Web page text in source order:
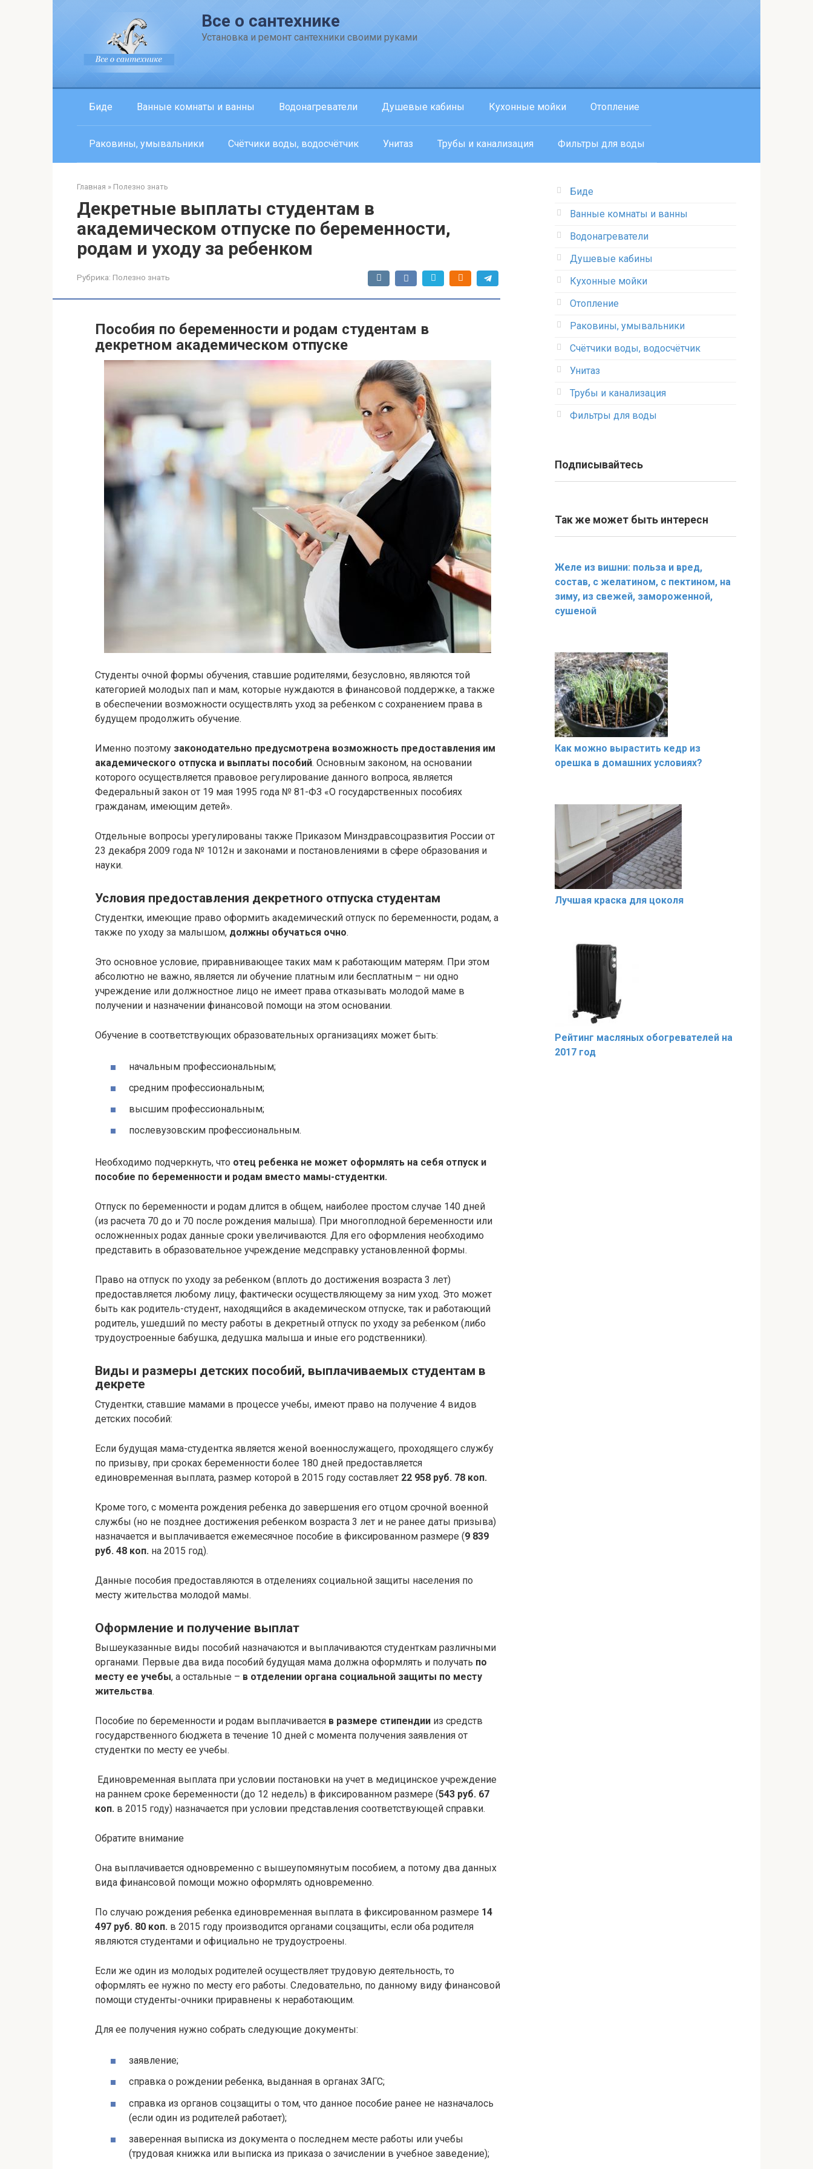
Все о сантехнике
Установка и ремонт сантехники своими руками
Биде Ванные комнаты и ванны Водонагреватели Душевые кабины Кухонные мойки Отопление
Раковины, умывальники Счётчики воды, водосчётчик Унитаз Трубы и канализация Фильтры для воды
Главная » Полезно знать
Декретные выплаты студентам в
академическом отпуске по беременности,
родам и уходу за ребенком
Рубрика: Полезно знать
Пособия по беременности и родам студентам в
декретном академическом отпуске
Студенты очной формы обучения, ставшие родителями, безусловно, являются той
категорией молодых пап и мам, которые нуждаются в финансовой поддержке, а также
в обеспечении возможности осуществлять уход за ребенком с сохранением права в
будущем продолжить обучение.
Именно поэтому законодательно предусмотрена возможность предоставления им
академического отпуска и выплаты пособий. Основным законом, на основании
которого осуществляется правовое регулирование данного вопроса, является
Федеральный закон от 19 мая 1995 года № 81-ФЗ «О государственных пособиях
гражданам, имеющим детей».
Отдельные вопросы урегулированы также Приказом Минздравсоцразвития России от
23 декабря 2009 года № 1012н и законами и постановлениями в сфере образования и
науки.
Условия предоставления декретного отпуска студентам
Студентки, имеющие право оформить академический отпуск по беременности, родам, а
также по уходу за малышом, должны обучаться очно.
Это основное условие, приравнивающее таких мам к работающим матерям. При этом
абсолютно не важно, является ли обучение платным или бесплатным – ни одно
учреждение или должностное лицо не имеет права отказывать молодой маме в
получении и назначении финансовой помощи на этом основании.
Обучение в соответствующих образовательных организациях может быть:
начальным профессиональным;
средним профессиональным;
высшим профессиональным;
послевузовским профессиональным.
Необходимо подчеркнуть, что отец ребенка не может оформлять на себя отпуск и
пособие по беременности и родам вместо мамы-студентки.
Отпуск по беременности и родам длится в общем, наиболее простом случае 140 дней
(из расчета 70 до и 70 после рождения малыша). При многоплодной беременности или
осложненных родах данные сроки увеличиваются. Для его оформления необходимо
представить в образовательное учреждение медсправку установленной формы.
Право на отпуск по уходу за ребенком (вплоть до достижения возраста 3 лет)
предоставляется любому лицу, фактически осуществляющему за ним уход. Это может
быть как родитель-студент, находящийся в академическом отпуске, так и работающий
родитель, ушедший по месту работы в декретный отпуск по уходу за ребенком (либо
трудоустроенные бабушка, дедушка малыша и иные его родственники).
Виды и размеры детских пособий, выплачиваемых студентам в
декрете
Студентки, ставшие мамами в процессе учебы, имеют право на получение 4 видов
детских пособий:
Если будущая мама-студентка является женой военнослужащего, проходящего службу
по призыву, при сроках беременности более 180 дней предоставляется
единовременная выплата, размер которой в 2015 году составляет 22 958 руб. 78 коп.
Кроме того, с момента рождения ребенка до завершения его отцом срочной военной
службы (но не позднее достижения ребенком возраста 3 лет и не ранее даты призыва)
назначается и выплачивается ежемесячное пособие в фиксированном размере (9 839
руб. 48 коп. на 2015 год).
Данные пособия предоставляются в отделениях социальной защиты населения по
месту жительства молодой мамы.
Оформление и получение выплат
Вышеуказанные виды пособий назначаются и выплачиваются студенткам различными
органами. Первые два вида пособий будущая мама должна оформлять и получать по
месту ее учебы, а остальные – в отделении органа социальной защиты по месту
жительства.
Пособие по беременности и родам выплачивается в размере стипендии из средств
государственного бюджета в течение 10 дней с момента получения заявления от
студентки по месту ее учебы.
Единовременная выплата при условии постановки на учет в медицинское учреждение
на раннем сроке беременности (до 12 недель) в фиксированном размере (543 руб. 67
коп. в 2015 году) назначается при условии представления соответствующей справки.
Обратите внимание
Она выплачивается одновременно с вышеупомянутым пособием, а потому два данных
вида финансовой помощи можно оформлять одновременно.
По случаю рождения ребенка единовременная выплата в фиксированном размере 14
497 руб. 80 коп. в 2015 году производится органами соцзащиты, если оба родителя
являются студентами и официально не трудоустроены.
Если же один из молодых родителей осуществляет трудовую деятельность, то
оформлять ее нужно по месту его работы. Следовательно, по данному виду финансовой
помощи студенты-очники приравнены к неработающим.
Для ее получения нужно собрать следующие документы:
заявление;
справка о рождении ребенка, выданная в органах ЗАГС;
справка из органов соцзащиты о том, что данное пособие ранее не назначалось
(если один из родителей работает);
заверенная выписка из документа о последнем месте работы или учебы
(трудовая книжка или выписка из приказа о зачислении в учебное заведение);
Биде
Ванные комнаты и ванны
Водонагреватели
Душевые кабины
Кухонные мойки
Отопление
Раковины, умывальники
Счётчики воды, водосчётчик
Унитаз
Трубы и канализация
Фильтры для воды
Подписывайтесь
Так же может быть интересн
Желе из вишни: польза и вред,
состав, с желатином, с пектином, на
зиму, из свежей, замороженной,
сушеной
Как можно вырастить кедр из
орешка в домашних условиях?
Лучшая краска для цоколя
Рейтинг масляных обогревателей на
2017 год